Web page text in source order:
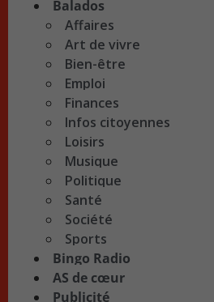
Balados
Affaires
Art de vivre
Bien-être
Emploi
Finances
Infos citoyennes
Loisirs
Musique
Politique
Santé
Société
Sports
Bingo Radio
AS de cœur
Publicité